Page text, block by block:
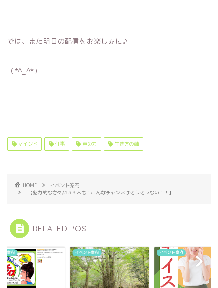
では、また明日の配信をお楽しみに♪
（*^_^*）
マインド 仕事 声の力 生き方の軸
HOME
イベント案内
【魅力的な方々が３８人も！こんなチャンスはそうそうない！！】
RELATED POST
ト案内 イベント案内 イベント案内